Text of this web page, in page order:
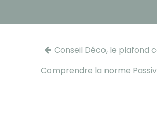
Conseil Déco, le plafond
Comprendre la norme